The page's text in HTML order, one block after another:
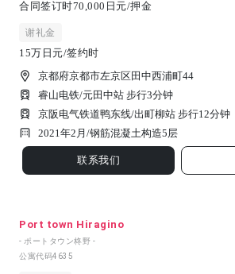
合同签订时70,000日元/押金
谢礼金
15万日元/签约时
京都府京都市左京区田中西浦町44
睿山电铁/元田中站 步行3分钟
京阪电气铁道鸭东线/出町柳站 步行12分钟
2021年2月/钢筋混凝土构造5 层
联系我们
Port town Hiragino
- ポートタウン柊野 -
公寓代码4635